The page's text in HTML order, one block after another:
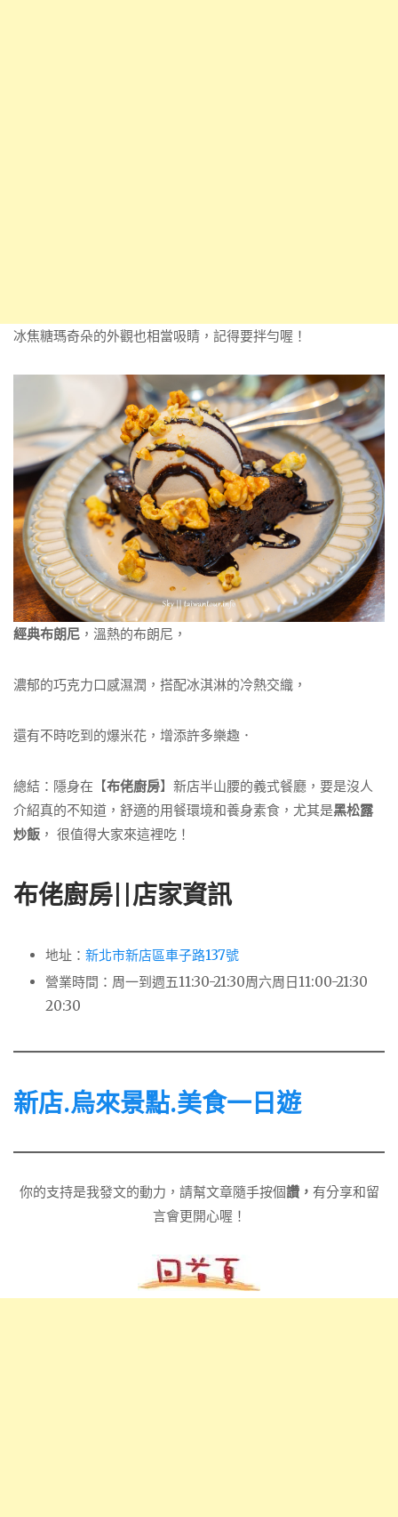
冰焦糖瑪奇朵的外觀也相當吸睛，記得要拌勻喔！
經典布朗尼 ，溫熱的布朗尼，
濃郁的巧克力口感濕潤，搭配冰淇淋的冷熱交織，
還有不時吃到的爆米花，增添許多樂趣．
總結：隱身在【布佬廚房】新店半山腰的義式餐廳，要是沒人
介紹真的不知道，舒適的用餐環境和養身素食，尤其是黑松露
炒飯 ， 很值得大家來這裡吃！
布佬廚房||店家資訊
地址： 新北市新店區車子路137號
營業時間：周一到週五11:30-21:30周六周日11:00-21:30
20:30
新店.烏來景點.美食一日遊
你的支持是我發文的動力，請幫文章隨手按個讚， 有分享和留
言會更開心喔！